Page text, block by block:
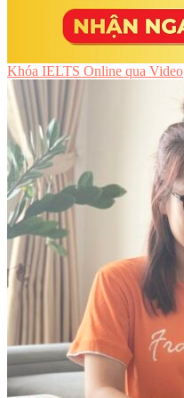
Khóa IELTS Online qua Video